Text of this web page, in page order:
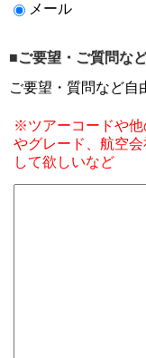
メール
■ご要望・ご質問な
ご要望・質問など自
※ツアーコードや他
やグレード、航空
して欲しいなど